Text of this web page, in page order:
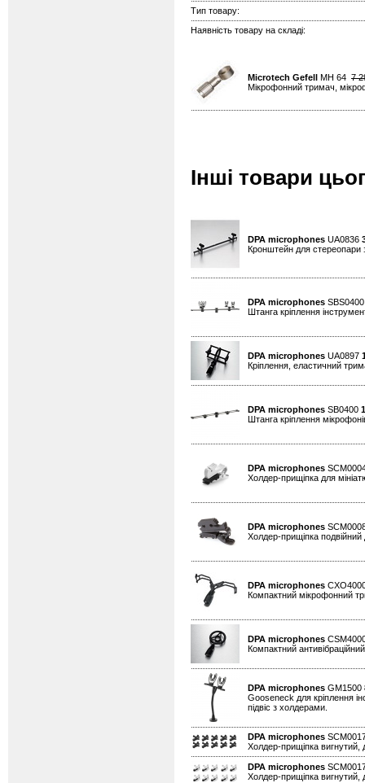
Тип товару:
Наявність товару на складі:
Microtech Gefell MH 64 7
Мікрофонний тримач,
Інші товари
DPA microphones UA0836
Кронштейн для
DPA microphones
Штанга кріплення
DPA microphones UA0897
Кріплення, еластичний
DPA microphones SB0400
Штанга кріплення
DPA microphones
Холдер-прищіпка для
DPA microphones
Холдер-прищіпка подвійний
DPA microphones
Компактний мікрофонний
DPA microphones
Компактний
DPA microphones GM1500
Gooseneck для кріплення
підвіс з холдерами.
DPA microphones
Холдер-прищіпка вигнутий,
DPA microphones
Холдер-прищіпка вигнутий,